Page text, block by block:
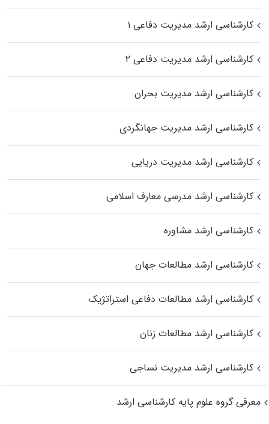
کارشناسی ارشد مدیریت دفاعی ۱
کارشناسی ارشد مدیریت دفاعی ۲
کارشناسی ارشد مدیریت بحران
کارشناسی ارشد مدیریت جهانگردی
کارشناسی ارشد مدیریت دریایی
کارشناسی ارشد مدرسی معارف اسلامی
کارشناسی ارشد مشاوره
کارشناسی ارشد مطالعات جهان
کارشناسی ارشد مطالعات دفاعی استراتژیک
کارشناسی ارشد مطالعات زنان
کارشناسی ارشد مدیریت نساجی
معرفی گروه علوم پایه کارشناسی ارشد